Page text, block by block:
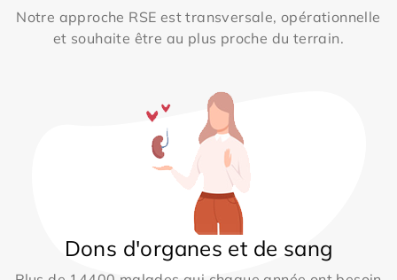
Notre approche RSE est transversale, opérationnelle
et souhaite être au plus proche du terrain.
Dons d'organes et de sang